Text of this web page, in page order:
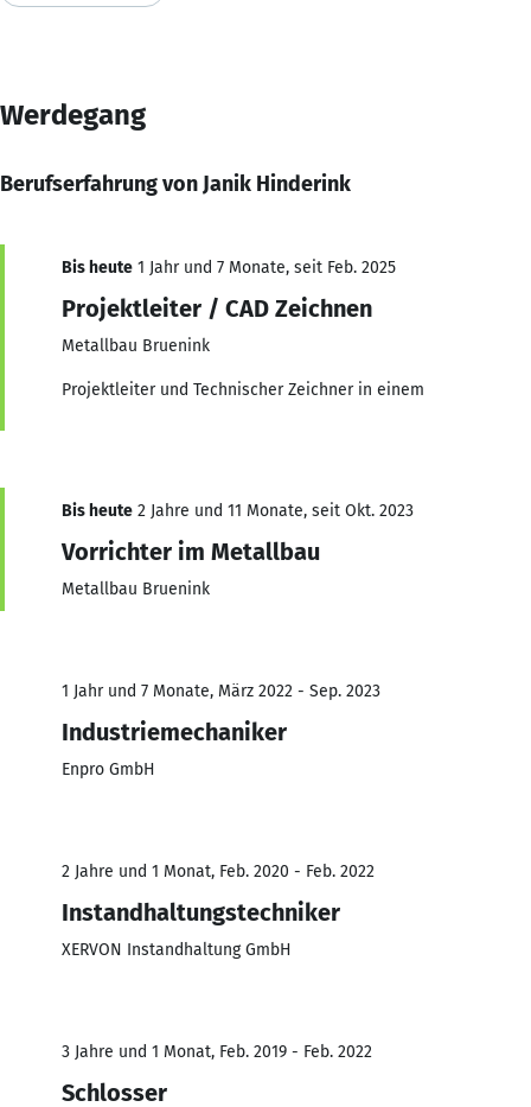
Werdegang
Berufserfahrung von Janik Hinderink
Bis heute 1 Jahr und 7 Monate, seit Feb. 2025
Projektleiter / CAD Zeichnen
Metallbau Bruenink
Projektleiter und Technischer Zeichner in einem
Bis heute 2 Jahre und 11 Monate, seit Okt. 2023
Vorrichter im Metallbau
Metallbau Bruenink
1 Jahr und 7 Monate, März 2022 - Sep. 2023
Industriemechaniker
Enpro GmbH
2 Jahre und 1 Monat, Feb. 2020 - Feb. 2022
Instandhaltungstechniker
XERVON Instandhaltung GmbH
3 Jahre und 1 Monat, Feb. 2019 - Feb. 2022
Schlosser